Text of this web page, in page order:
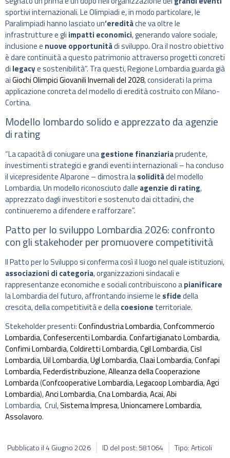
sportivi internazionali. Le Olimpiadi e, in modo particolare, le
Paralimpiadi hanno lasciato un‘ereditàche va oltre le
infrastrutture e gli impatti economici, generando valore sociale,
inclusione e nuove opportunitàdi sviluppo. Ora il nostro obiettivo
è dare continuità a questo patrimonio attraverso progetti concreti
di legacye sostenibilità”. Tra questi, Regione Lombardia guarda già
aiGiochi Olimpici Giovanili Invernali del 2028, considerati la prima
applicazione concreta del modello di eredità costruito con Milano-
Cortina.
Modello lombardo solido e apprezzato da agenzie
di rating
“La capacità di coniugare unagestione finanziariaprudente,
investimenti strategici e grandi eventi internazionali – ha concluso
il vicepresidente Alparone – dimostra lasoliditàdel modello
Lombardia. Un modello riconosciuto dalle agenzie di rating,
apprezzato dagli investitori e sostenuto dai cittadini, che
continueremo a difendere e rafforzare”.
Patto per lo sviluppo Lombardia 2026: confronto
con gli stakehoder per promuovere competitività
Il Patto per lo Sviluppo si conferma così il luogo nel quale istituzioni,
associazioni di categoria, organizzazioni sindacali e
rappresentanze economiche e sociali contribuiscono apianificare
la Lombardia del futuro, affrontando insieme le sfidedella
crescita, della competitività e dellacoesione territoriale.
Stekeholder presenti:Confindustria Lombardia,Confcommercio
Lombardia,Confesercenti Lombardia.Confartigianato Lombardia,
Confimi Lombardia,Coldiretti Lombardia,Cgil Lombardia,Cisl
Lombardia,Uil Lombardia,Ugl Lombardia,Claai Lombardia,Confapi
Lombardia,Federdistribuzione,Alleanza della Cooperazione
Lombarda(Confcooperative Lombardia,Legacoop Lombardia,Agci
Lombardia),Anci Lombardia,Cna Lombardia,Acai,Abi
Lombardia, Crul,Sistema Impresa,Unioncamere Lombardia,
Assolavoro.
Pubblicato il4 Giugno 2026 ID del post: 581064 Tipo: Articoli